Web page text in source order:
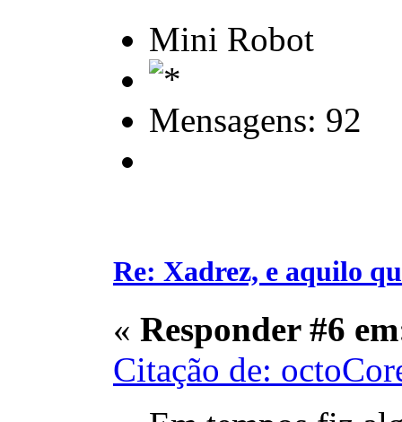
Mini Robot
Mensagens: 92
Re: Xadrez, e aquilo
« Responder #6
Citação de: